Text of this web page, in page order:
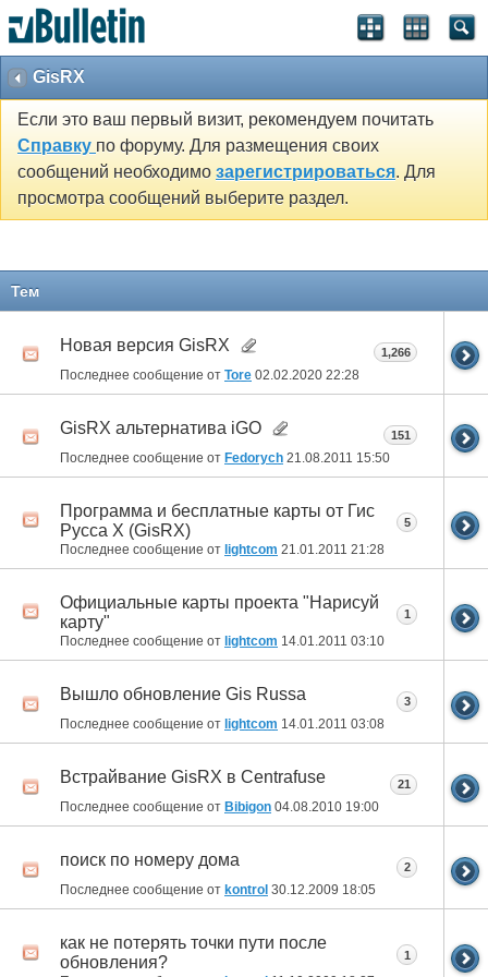
GisRX
Если это ваш первый визит, рекомендуем почитать
Справку по форуму. Для размещения своих
сообщений необходимо зарегистрироваться. Для
просмотра сообщений выберите раздел.
Тем
Новая версия GisRX
Последнее сообщение от Tore 02.02.2020 22:28
1,266
GisRX альтернатива iGO
Последнее сообщение от Fedorych 21.08.2011 15:50
151
Программа и бесплатные карты от Гис
Русса X (GisRX)
Последнее сообщение от lightcom 21.01.2011 21:28
5
Официальные карты проекта "Нарисуй
карту"
Последнее сообщение от lightcom 14.01.2011 03:10
1
Вышло обновление Gis Russa
Последнее сообщение от lightcom 14.01.2011 03:08
3
Встрайвание GisRX в Centrafuse
Последнее сообщение от Bibigon 04.08.2010 19:00
21
поиск по номеру дома
Последнее сообщение от kontrol 30.12.2009 18:05
2
как не потерять точки пути после
обновления?
1